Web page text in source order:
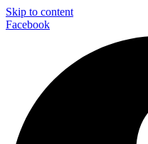
Skip to content
Facebook